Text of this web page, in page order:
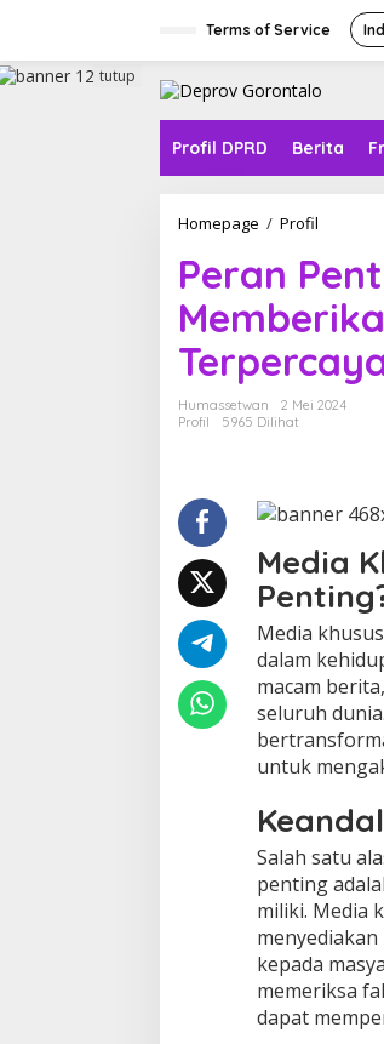
a
Terms of Service
Profil DPRD Berita
tutup
Homepage / Profil
r
a
n
P
e
n
t
e
d
a
K
u
s
u
B
e
r
t
a
d
a
l
a
m
M
e
m
b
Peran
Humassetwan
2 Mei 2024
Profil
5965 Dilihat
Media
Media
dalam
macam
seluruh
untuk
Salah satu
penting
miliki. Media
kepada
memeriksa
dapat